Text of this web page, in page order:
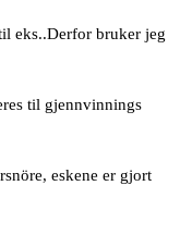
eks..Derfor bruker jeg
til gjennvinnings
eskene er gjort